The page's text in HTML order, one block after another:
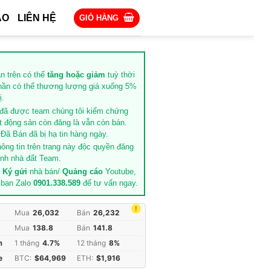
LIÊN HỆ GIỎ HÀNG
trên có thể tăng hoặc giảm tuỳ thời
có thể thương lượng giá xuống 5%
được team chúng tôi kiểm chứng
sản còn đăng là vẫn còn bán.
Bán đã bị hạ tin hàng ngày.
tin trên trang này độc quyền đăng
nhà đất Team.
Ký gửi nhà bán/ Quảng cáo Youtube,
Zalo 0901.338.589 để tư vấn ngay.
!
Mua 26,032 Bán 26,232
Mua 138.8 Bán 141.8
1 tháng 4.7% 12 tháng 8%
BTC: $64,969 ETH: $1,916